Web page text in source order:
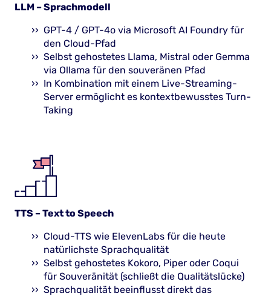
LLM – Sprachmodell
GPT-4 / GPT-4o via Microsoft AI Foundry für
den Cloud-Pfad
Selbst gehostetes Llama, Mistral oder Gemma
via Ollama für den souveränen Pfad
In Kombination mit einem Live-Streaming-
Server ermöglicht es kontextbewusstes Turn-
Taking
TTS – Text to Speech
Cloud-TTS wie ElevenLabs für die heute
natürlichste Sprachqualität
Selbst gehostetes Kokoro, Piper oder Coqui
für Souveränität (schließt die Qualitätslücke)
Sprachqualität beeinflusst direkt das